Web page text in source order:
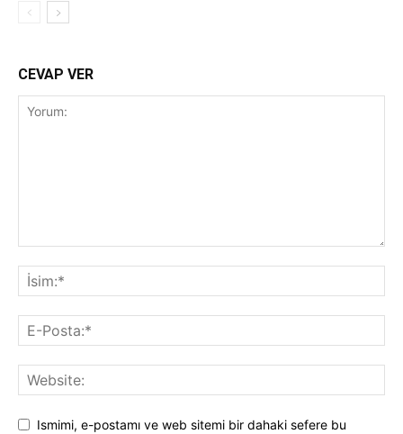
CEVAP VER
Ismimi, e-postamı ve web sitemi bir dahaki sefere bu